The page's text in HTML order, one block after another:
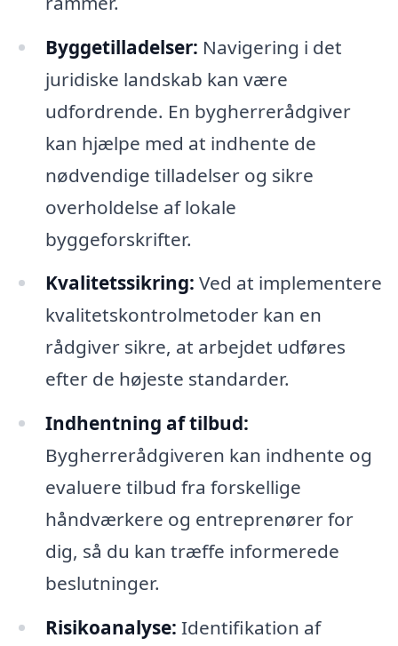
Byggetilladelser: Navigering i det
juridiske landskab kan være
udfordrende. En bygherrerådgiver
kan hjælpe med at indhente de
nødvendige tilladelser og sikre
overholdelse af lokale
byggeforskrifter.
Kvalitetssikring: Ved at implementere
kvalitetskontrolmetoder kan en
rådgiver sikre, at arbejdet udføres
efter de højeste standarder.
Indhentning af tilbud:
Bygherrerådgiveren kan indhente og
evaluere tilbud fra forskellige
håndværkere og entreprenører for
dig, så du kan træffe informerede
beslutninger.
Risikoanalyse: Identifikation af